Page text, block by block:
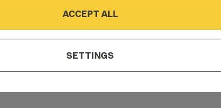
ACCEPT ALL
SETTINGS